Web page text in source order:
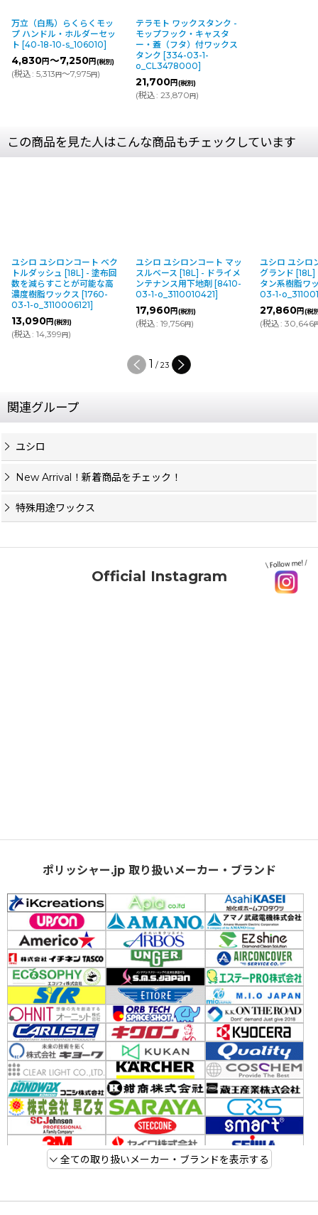
万立（白馬）らくらくモッ
プ ハンドル・ホルダーセッ
ト [40-18-10-s_106010]
4,830円～7,250円(税別)
(税込: 5,313円～7,975円)
テラモト ワックスタンク -
モップフック・キャスタ
ー・蓋（フタ）付ワックス
タンク [334-03-1-
o_CL3478000]
21,700円(税別)
(税込: 23,870円)
この商品を見た人はこんな商品もチェックしています
ユシロ ユシロンコート ベク
トルダッシュ [18L] - 塗布回
数を減らすことが可能な高
濃度樹脂ワックス [1760-
03-1-o_3110006121]
13,090円(税別)
(税込: 14,399円)
ユシロ ユシロンコート マッ
スルベース [18L] - ドライメ
ンテナンス用下地剤 [8410-
03-1-o_3110010421]
17,960円(税別)
(税込: 19,756円)
ユシロ ユシロ
グランド
タン系樹脂ワ
03-1-
27,860円(税
(税込: 30,646
1 / 23
関連グループ
ユシロ
New Arrival！新着商品をチェック！
特殊用途ワックス
Official Instagram
ポリッシャー.jp 取り扱いメーカー・ブランド
全ての取り扱いメーカー・ブランドを表示する